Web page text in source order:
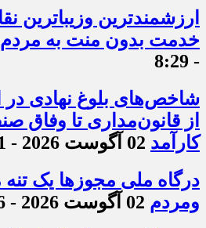
ارزشمندترین وزیباترین
خدمت بدون منت به مردم
- 8:29
شاخص‌های بلوغ نهادی در
از قانون‌مداری تا وفاق
کارآمد 02 آگوست 2026 - 13:01
درگاه ملی مجوزها یک
ومردم 02 آگوست 2026 - 8:16